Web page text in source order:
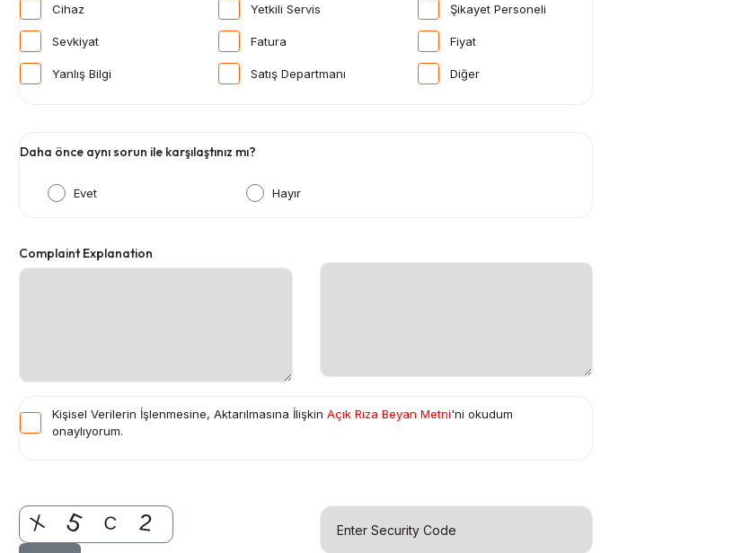
Cihaz
Sevkiyat
Yanlış Bilgi
Yetkili Servis
Fatura
Satış Departmanı
Şikayet Personeli
Fiyat
Diğer
Daha önce aynı sorun ile karşılaştınız mı?
Evet Hayır
Complaint Explanation
Kişisel Verilerin İşlenmesine, Aktarılmasına İlişkin Açık Rıza Beyan Metni'ni okudum
onaylıyorum.